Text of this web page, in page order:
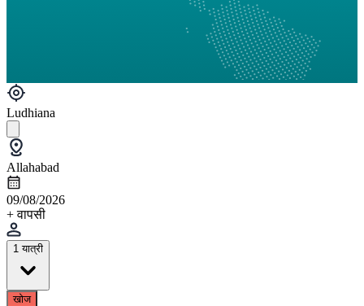
Ludhiana
Allahabad
09/08/2026
+ वापसी
1 यात्री
खोज